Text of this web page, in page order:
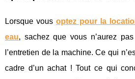
Lorsque vous optez pour la
eau, sachez que vous n’aurez
l’entretien de la machine. Ce qui
cadre d’un achat ! Tout ce qui